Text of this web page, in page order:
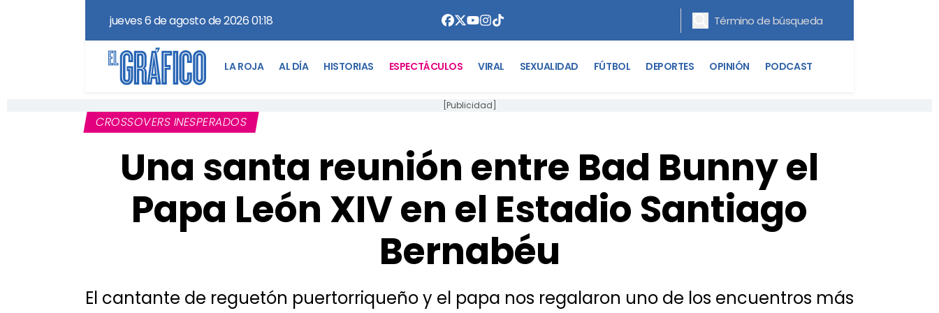
jueves 6 de agosto de 2026 01:18
LA ROJA AL DÍA HISTORIAS ESPECTÁCULOS VIRAL SEXUALIDAD FÚTBOL DEPORTES OPINIÓN PODCAST
[Publicidad]
CROSSOVERS INESPERADOS
Una santa reunión entre Bad Bunny el
Papa León XIV en el Estadio Santiago
Bernabéu
El cantante de reguetón puertorriqueño y el papa nos regalaron uno de los encuentros más